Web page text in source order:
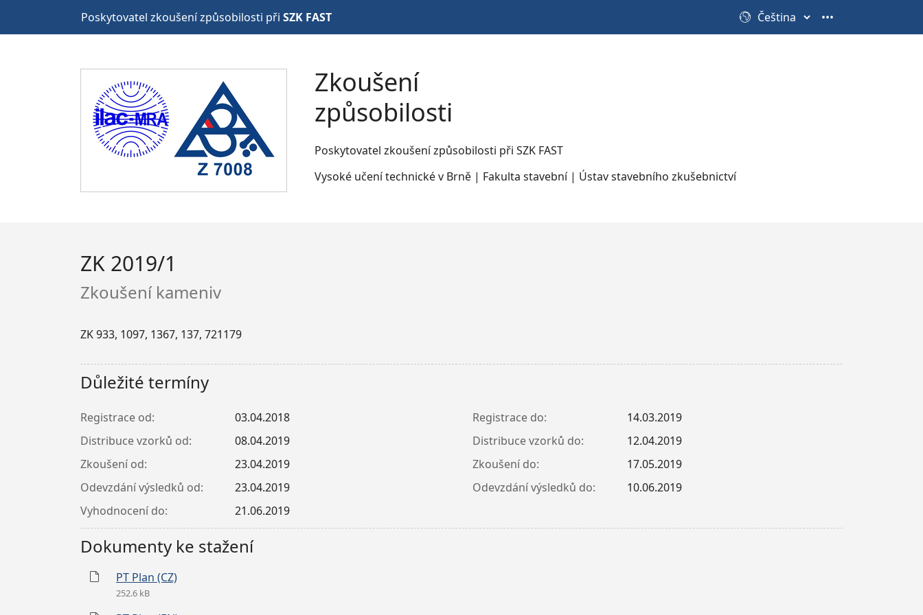
•••
Poskytovatel zkoušení způsobilosti při SZK FAST
Zkoušení
způsobilosti
Poskytovatel zkoušení způsobilosti při SZK FAST
Vysoké učení technické v Brně | Fakulta stavební | Ústav stavebního zkušebnictví
ZK 2019/1
Zkoušení kameniv
ZK 933, 1097, 1367, 137, 721179
Důležité termíny
Registrace od: 03.04.2018 Registrace do:
14.03.2019
Distribuce vzorků od:
08.04.2019 Distribuce vzorků do:
12.04.2019
Zkoušení od:
23.04.2019 Zkoušení do:
17.05.2019
Odevzdání výsledků od:
23.04.2019 Odevzdání výsledků do:
10.06.2019
Vyhodnocení do:
21.06.2019
Dokumenty ke stažení
PT Plan (CZ)
252.6 kB